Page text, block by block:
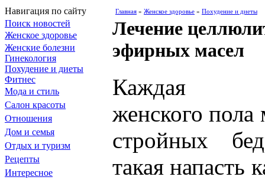
Навигация по сайту
Поиск новостей
Женское здоровье
Женские болезни
Гинекология
Похудение и диеты
Фитнес
Мода и стиль
Салон красоты
Отношения
Дом и семья
Отдых и туризм
Рецепты
Интересное
Главная » Женское здоровье » Похудение и диеты
Лечение
эфирных масел
Каждая
женского пола
стройных
такая напасть